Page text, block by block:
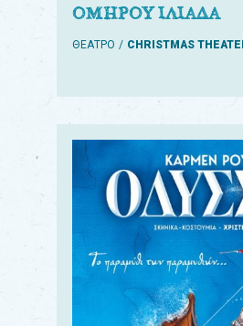
ΟΜΗΡΟΥ ΙΛΙΑΔΑ
ΘΕΑΤΡΟ CHRISTMAS